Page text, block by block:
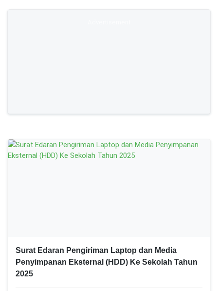
Surat Edaran Pengiriman Laptop dan Media
Penyimpanan Eksternal (HDD) Ke Sekolah Tahun
2025